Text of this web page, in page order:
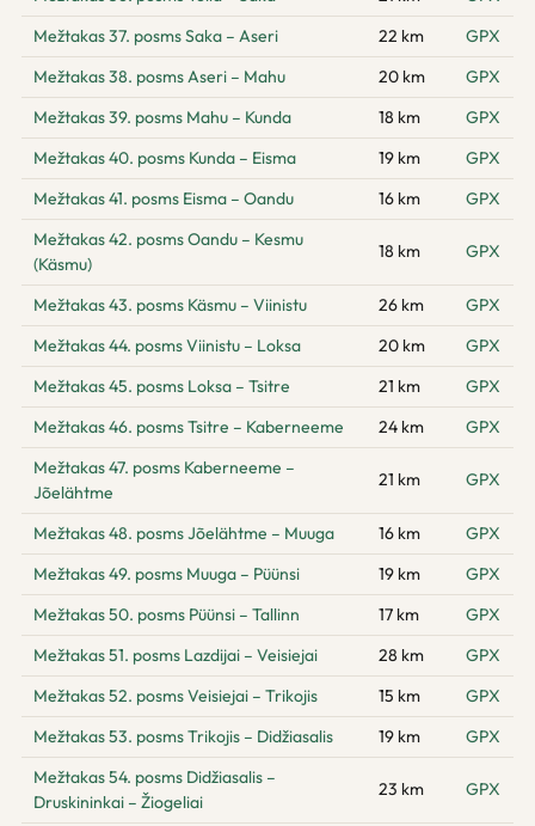
Mežtakas 37. posms Saka – Aseri
22 km
GPX
Mežtakas 38. posms Aseri – Mahu
20 km
GPX
Mežtakas 39. posms Mahu – Kunda
18 km
GPX
Mežtakas 40. posms Kunda – Eisma
19 km
GPX
Mežtakas 41. posms Eisma – Oandu
16 km
GPX
Mežtakas 42. posms Oandu – Kesmu
(Käsmu)
18 km GPX
Mežtakas 43. posms Käsmu – Viinistu 26 km
GPX
Mežtakas 44. posms Viinistu – Loksa
20 km
GPX
Mežtakas 45. posms Loksa – Tsitre
21 km
GPX
Mežtakas 46. posms Tsitre – Kaberneeme
24 km
GPX
Mežtakas 47. posms Kaberneeme –
Jõelähtme
21 km GPX
Mežtakas 48. posms Jõelähtme – Muuga 16 km
GPX
Mežtakas 49. posms Muuga – Püünsi
19 km
GPX
Mežtakas 50. posms Püünsi – Tallinn
17 km
GPX
Mežtakas 51. posms Lazdijai – Veisiejai
28 km
GPX
Mežtakas 52. posms Veisiejai – Trikojis
15 km
GPX
Mežtakas 53. posms Trikojis – Didžiasalis
19 km
GPX
Mežtakas 54. posms Didžiasalis –
Druskininkai – Žiogeliai
23 km GPX